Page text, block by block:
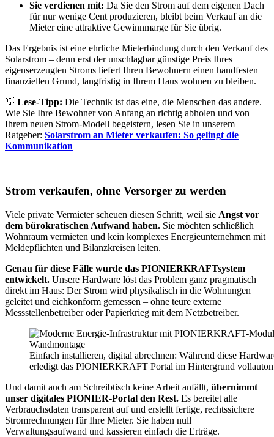
Sie verdienen mit: Da Sie den Strom auf dem eigenen Dach
für nur wenige Cent produzieren, bleibt beim Verkauf an die
Mieter eine attraktive Gewinnmarge für Sie übrig.
Das Ergebnis ist eine ehrliche Mieterbindung durch den Verkauf des
Solarstrom – denn erst der unschlagbar günstige Preis Ihres
eigenserzeugten Stroms liefert Ihren Bewohnern einen handfesten
finanziellen Grund, langfristig in Ihrem Haus wohnen zu bleiben.
💡 Lese-Tipp: Die Technik ist das eine, die Menschen das andere.
Wie Sie Ihre Bewohner von Anfang an richtig abholen und von
Ihrem neuen Strom-Modell begeistern, lesen Sie in unserem
Ratgeber: Solarstrom an Mieter verkaufen: So gelingt die
Kommunikation
Strom verkaufen, ohne Versorger zu werden
Viele private Vermieter scheuen diesen Schritt, weil sie Angst vor
dem bürokratischen Aufwand haben. Sie möchten schließlich
Wohnraum vermieten und kein komplexes Energieunternehmen mit
Meldepflichten und Bilanzkreisen leiten.
Genau für diese Fälle wurde das PIONIERKRAFTsystem
entwickelt. Unsere Hardware löst das Problem ganz pragmatisch
direkt im Haus: Der Strom wird physikalisch in die Wohnungen
geleitet und eichkonform gemessen – ohne teure externe
Messstellenbetreiber oder Papierkrieg mit dem Netzbetreiber.
Einfach installieren, digital abrechnen: Während diese
erledigt das PIONIERKRAFT Portal im Hintergrund
Und damit auch am Schreibtisch keine Arbeit anfällt, übernimmt
unser digitales PIONIER-Portal den Rest. Es bereitet alle
Verbrauchsdaten transparent auf und erstellt fertige, rechtssichere
Stromrechnungen für Ihre Mieter. Sie haben null
Verwaltungsaufwand und kassieren einfach die Erträge.